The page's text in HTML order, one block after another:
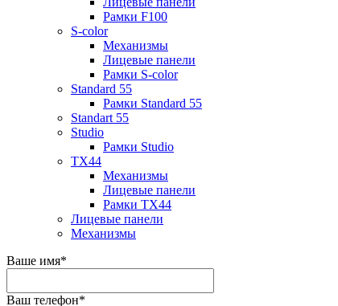
Рамки F100
S-color
Механизмы
Лицевые панели
Рамки S-color
Standard 55
Рамки Standard 55
Standart 55
Studio
Рамки Studio
TX44
Механизмы
Лицевые панели
Рамки TX44
Лицевые панели
Механизмы
Ваше имя*
Ваш телефон*